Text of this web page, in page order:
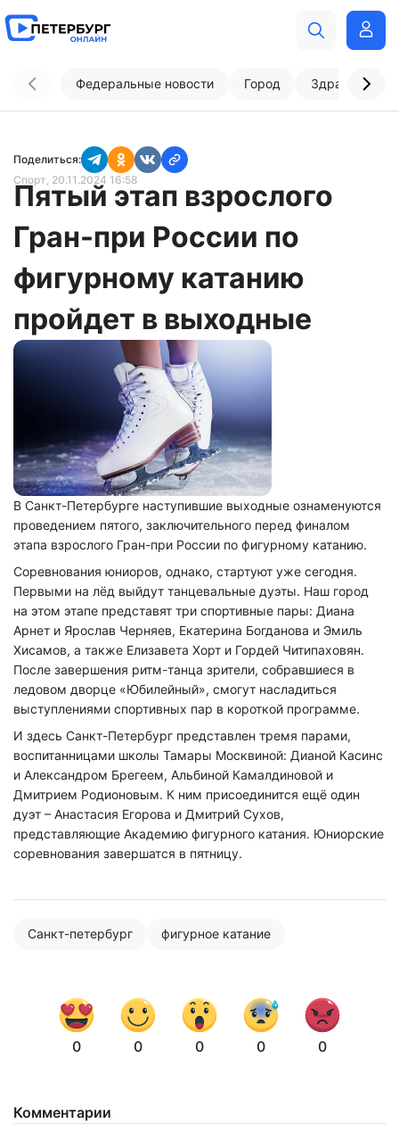
Федеральные новости Город
Поделиться:
Спорт, 20.11.2024 16:58
Пятый этап взрослого
Гран-при России по
фигурному катанию
пройдет в выходные
В Санкт-Петербурге наступившие выходные ознаменуются
проведением пятого, заключительного перед финалом
этапа взрослого Гран-при России по фигурному катанию.
Соревнования юниоров, однако, стартуют уже сегодня.
Первыми на лёд выйдут танцевальные дуэты. Наш город
на этом этапе представят три спортивные пары: Диана
Арнет и Ярослав Черняев, Екатерина Богданова и Эмиль
Хисамов, а также Елизавета Хорт и Гордей Читипаховян.
После завершения ритм-танца зрители, собравшиеся в
ледовом дворце «Юбилейный», смогут насладиться
выступлениями спортивных пар в короткой программе.
И здесь Санкт-Петербург представлен тремя парами,
воспитанницами школы Тамары Москвиной: Дианой Касинс
и Александром Брегеем, Альбиной Камалдиновой и
Дмитрием Родионовым. К ним присоединится ещё один
дуэт – Анастасия Егорова и Дмитрий Сухов,
представляющие Академию фигурного катания. Юниорские
соревнования завершатся в пятницу.
Санкт-петербург фигурное катание
0 0 0 0 0
Комментарии